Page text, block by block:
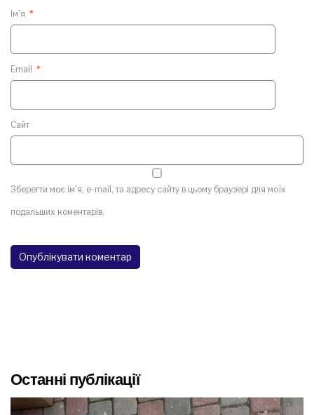
Ім'я *
Email *
Сайт
Зберегти моє ім'я, e-mail, та адресу сайту в цьому браузері для моїх
подальших коментарів.
Останні публікації